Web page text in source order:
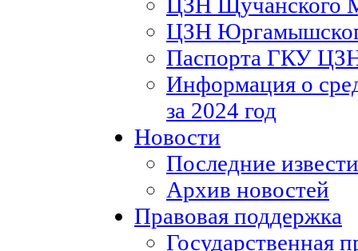
ЦЗН
Паспорта ГКУ
Информация о
за 2024 год
Новости
Последние
Архив новостей
Правовая поддержка
Государственная